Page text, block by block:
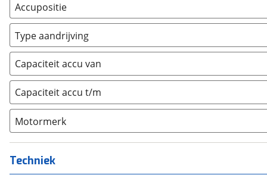
Accupositie
Bagagedrager (0)
Frame (0 )
Vloer (0
Achterbank (0)
Kofferbak (0)
Overig (0)
Type aandrijving
Achterwiel (0)
Trapas
Voorwiel
Capaciteit accu van
Capaciteit accu t/m
Motormerk
Bosch (0)
Yamaha
Techniek